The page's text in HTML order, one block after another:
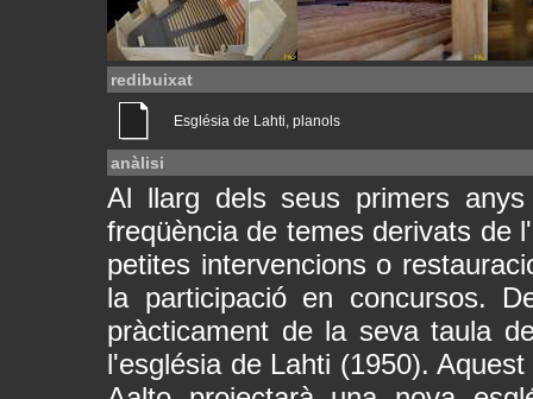
redibuixat
Església de Lahti, planols
anàlisi
Al llarg dels seus primers
freqüència de temes derivats de
petites intervencions o
la participació en concursos.
pràcticament de la seva taula
l'església de Lahti (1950).